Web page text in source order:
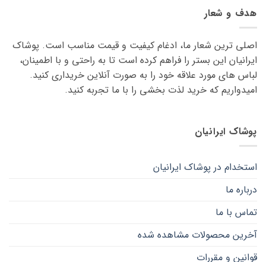
انواع
مختلفی
می
باشد.
گزینه
ها
ممکن
است
محصول
انتخاب
باشد.
گزینه
ممکن
است
هدف و شعار
اصلی ترین شعار ما، ادغام کیفیت و قیمت مناسب است. پوشاک
ایرانیان این بستر را فراهم کرده است تا به راحتی و با اطمینان،
لباس های مورد علاقه ‌خود را به صورت آنلاین خریداری کنید.
امیدواریم که خرید لذت ‌بخشی را با ما تجربه کنید.
پوشاک ایرانیان
استخدام در پوشاک ایرانیان
درباره ما
تماس با ما
آخرین محصولات مشاهده شده
قوانین و مقررات